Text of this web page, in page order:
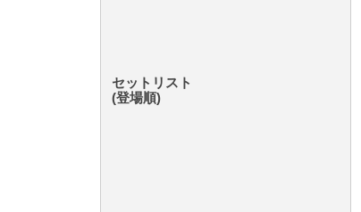
セットリスト
(登場順)